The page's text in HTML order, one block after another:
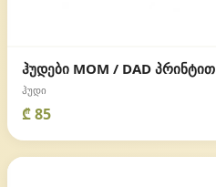
ჰუდები MOM / DAD პრინტით
ჰუდი
₾ 85